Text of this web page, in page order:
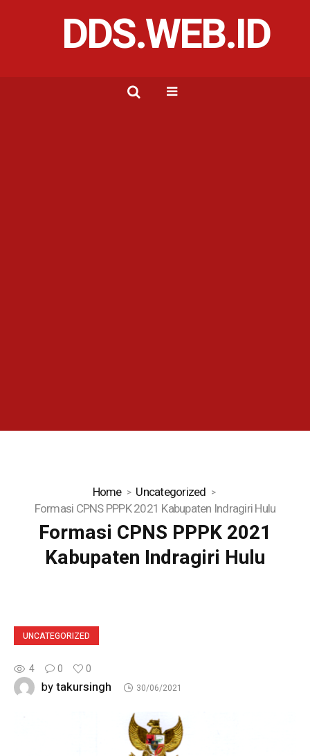
DDS.WEB.ID
Home
Uncategorized
Formasi CPNS PPPK 2021 Kabupaten Indragiri Hulu
Formasi CPNS PPPK 2021
Kabupaten Indragiri Hulu
UNCATEGORIZED
4 0 0
bytakursingh 30/06/2021